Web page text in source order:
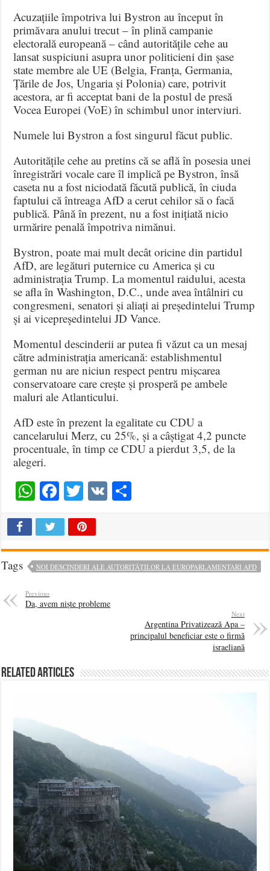
Acuzațiile împotriva lui Bystron au început în
primăvara anului trecut – în plină campanie
electorală europeană – când autoritățile cehe au
lansat suspiciuni asupra unor politicieni din șase
state membre ale UE (Belgia, Franța, Germania,
Țările de Jos, Ungaria și Polonia) care, potrivit
acestora, ar fi acceptat bani de la postul de presă
Vocea Europei (VoE) în schimbul unor interviuri.
Numele lui Bystron a fost singurul făcut public.
Autoritățile cehe au pretins că se află în posesia unei
înregistrări vocale care îl implică pe Bystron, însă
caseta nu a fost niciodată făcută publică, în ciuda
faptului că întreaga AfD a cerut cehilor să o facă
publică. Până în prezent, nu a fost inițiată nicio
urmărire penală împotriva nimănui.
Bystron, poate mai mult decât oricine din partidul
AfD, are legături puternice cu America și cu
administrația Trump. La momentul raidului, acesta
se afla în Washington, D.C., unde avea întâlniri cu
congresmeni, senatori și aliați ai președintelui Trump
și ai vicepreședintelui JD Vance.
Momentul descinderii ar putea fi văzut ca un mesaj
către administrația americană: establishmentul
german nu are niciun respect pentru mișcarea
conservatoare care crește și prosperă pe ambele
maluri ale Atlanticului.
AfD este în prezent la egalitate cu CDU a
cancelarului Merz, cu 25%, și a câștigat 4,2 puncte
procentuale, în timp ce CDU a pierdut 3,5, de la
alegeri.
WhatsApp
Facebook
Twitter
VK
Tags NOI DESCINDERI ALE AUTORITĂȚILOR LA EUROPARLAMENTARI AFD
Previous
Da, avem niște probleme
Next
Argentina Privatizează Apa –
principalul beneficiar este o firmă
israeliană
Related Articles